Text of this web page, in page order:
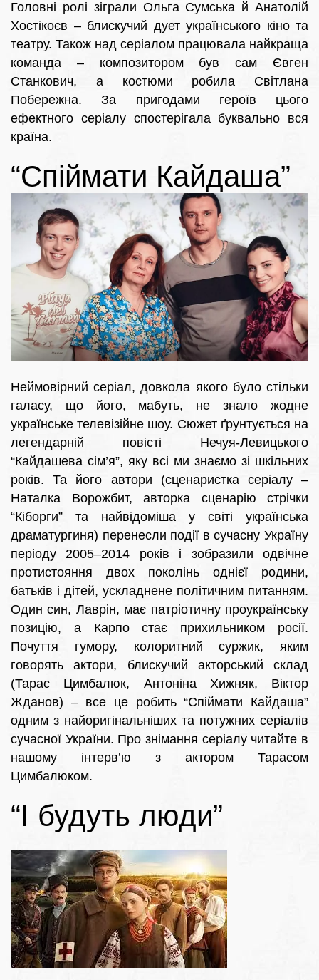
Головні ролі зіграли Ольга Сумська й Анатолій
Хостікоєв – блискучий дует українського кіно та
театру. Також над серіалом працювала найкраща
команда – композитором був сам Євген
Станкович, а костюми робила Світлана
Побережна. За пригодами героїв цього
ефектного серіалу спостерігала буквально вся
країна.
“Спіймати Кайдаша”
Неймовірний серіал, довкола якого було стільки
галасу, що його, мабуть, не знало жодне
українське телевізійне шоу. Сюжет ґрунтується на
легендарній повісті Нечуя-Левицького
“Кайдашева сім’я”, яку всі ми знаємо зі шкільних
років. Та його автори (сценаристка серіалу –
Наталка Ворожбит, авторка сценарію стрічки
“Кіборги” та найвідоміша у світі українська
драматургиня) перенесли події в сучасну Україну
періоду 2005–2014 років і зобразили одвічне
протистояння двох поколінь однієї родини,
батьків і дітей, ускладнене політичним питанням.
Один син, Лаврін, має патріотичну проукраїнську
позицію, а Карпо стає прихильником росії.
Почуття гумору, колоритний суржик, яким
говорять актори, блискучий акторський склад
(Тарас Цимбалюк, Антоніна Хижняк, Віктор
Жданов) – все це робить “Спіймати Кайдаша”
одним з найоригінальніших та потужних серіалів
сучасної України. Про знімання серіалу читайте в
нашому інтерв’ю з актором Тарасом
Цимбалюком.
“І будуть люди”